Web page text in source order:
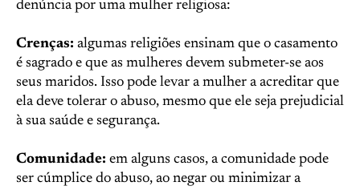
denúncia por uma mulher religiosa:
Crenças: algumas religiões ensinam que o casamento
é sagrado e que as mulheres devem submeter-se aos
seus maridos. Isso pode levar a mulher a acreditar que
ela deve tolerar o abuso, mesmo que ele seja prejudicial
à sua saúde e segurança.
Comunidade: em alguns casos, a comunidade pode
ser cúmplice do abuso, ao negar ou minimizar a